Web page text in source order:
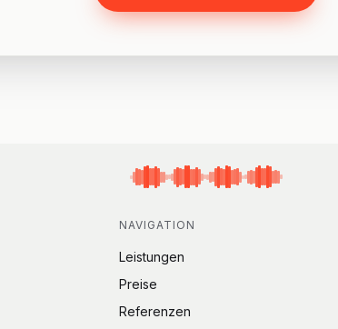
NAVIGATION
Leistungen
Preise
Referenzen